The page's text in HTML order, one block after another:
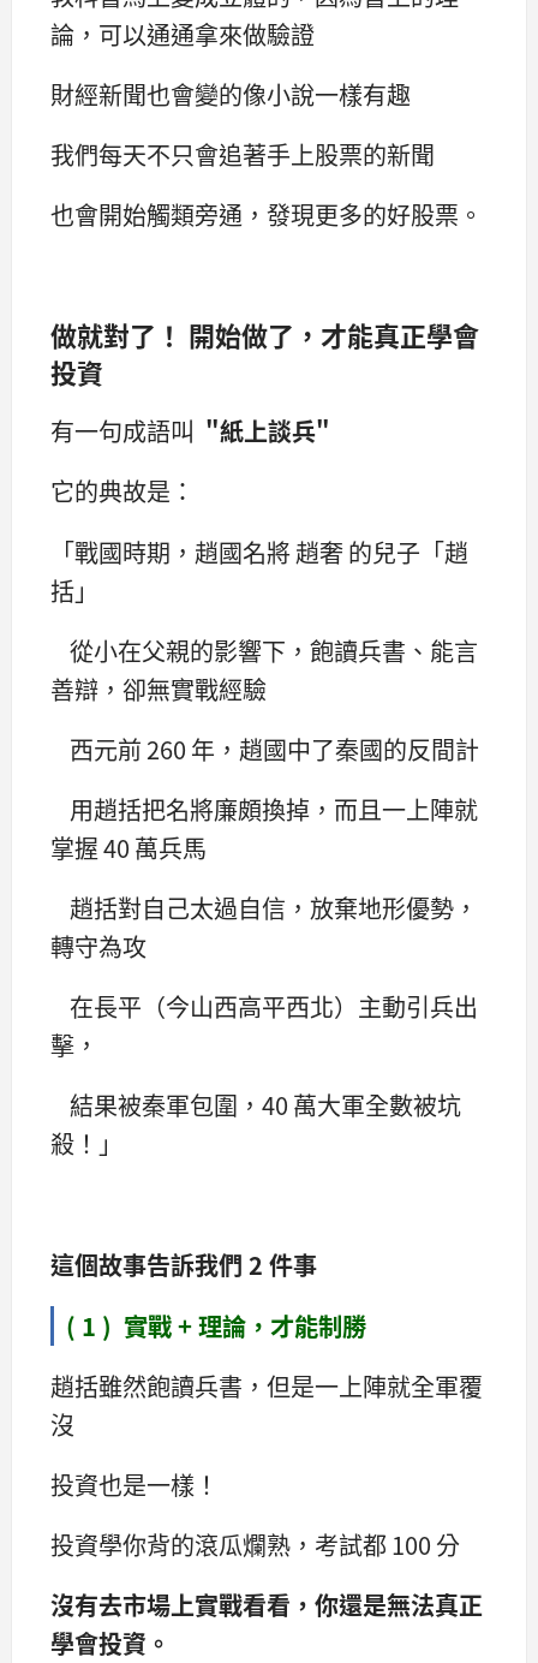
論，可以通通拿來做驗證
財經新聞也會變的像小說一樣有趣
我們每天不只會追著手上股票的新聞
也會開始觸類旁通，發現更多的好股票。
做就對了！ 開始做了，才能真正學會
投資
有一句成語叫 "紙上談兵"
它的典故是：
「戰國時期，趙國名將 趙奢 的兒子「趙
括」
從小在父親的影響下，飽讀兵書、能言
善辯，卻無實戰經驗
西元前 260 年，趙國中了秦國的反間計
用趙括把名將廉頗換掉，而且一上陣就
掌握 40 萬兵馬
趙括對自己太過自信，放棄地形優勢，
轉守為攻
在長平（今山西高平西北）主動引兵出
擊，
結果被秦軍包圍，40 萬大軍全數被坑
殺！」
這個故事告訴我們 2 件事
( 1 ) 實戰 + 理論，才能制勝
趙括雖然飽讀兵書，但是一上陣就全軍覆
沒
投資也是一樣！
投資學你背的滾瓜爛熟，考試都 100 分
沒有去市場上實戰看看，你還是無法真正
學會投資。